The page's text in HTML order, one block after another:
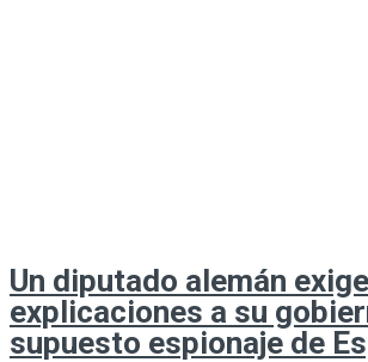
Un diputado alemán exige
explicaciones a su
supuesto espionaje de